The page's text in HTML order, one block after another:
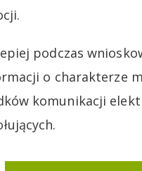
podczas
o charakterze
komunikacji